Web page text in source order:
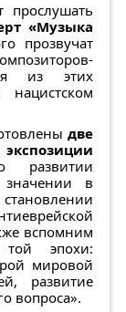
прослушать
«Музыка
прозвучат
из этих
две
развитии
в
вспомним
эпохи:
мировой
развитие
вопроса».